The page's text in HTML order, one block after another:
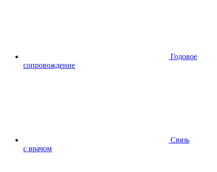
Годовое
сопровождение
Связь
с врачом